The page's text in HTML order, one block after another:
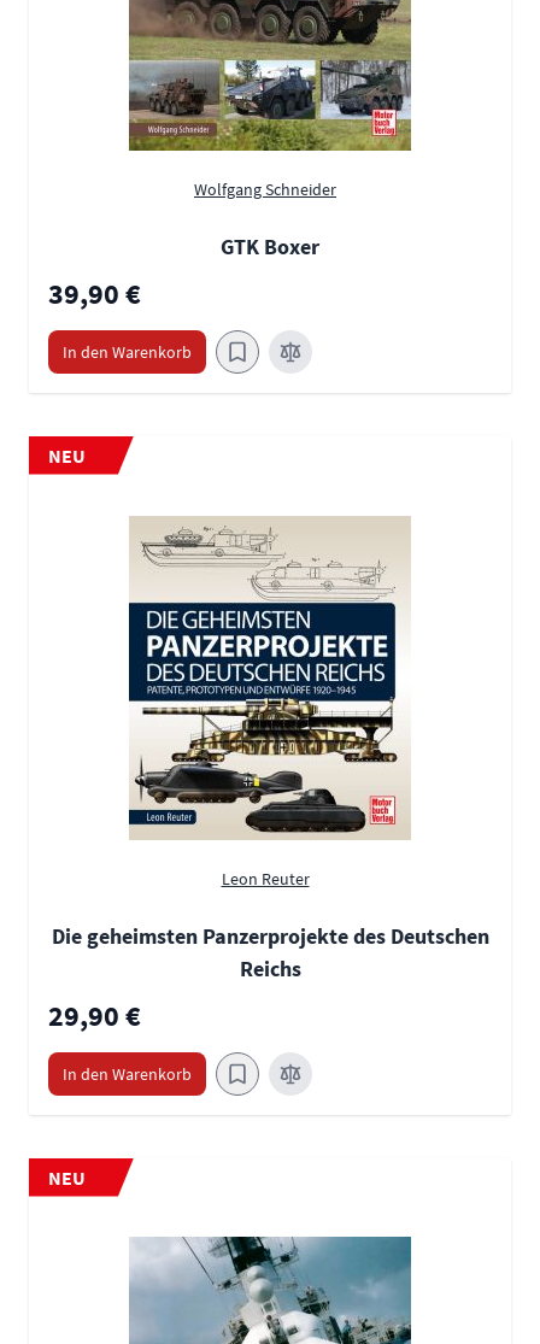
Wolfgang Schneider
GTK Boxer
39,90 €
In den Warenkorb
NEU
Leon Reuter
Die geheimsten Panzerprojekte des Deutschen
Reichs
29,90 €
In den Warenkorb
NEU